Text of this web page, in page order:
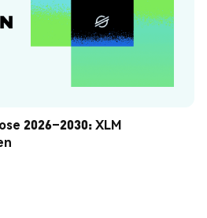
2026–2030: XLM